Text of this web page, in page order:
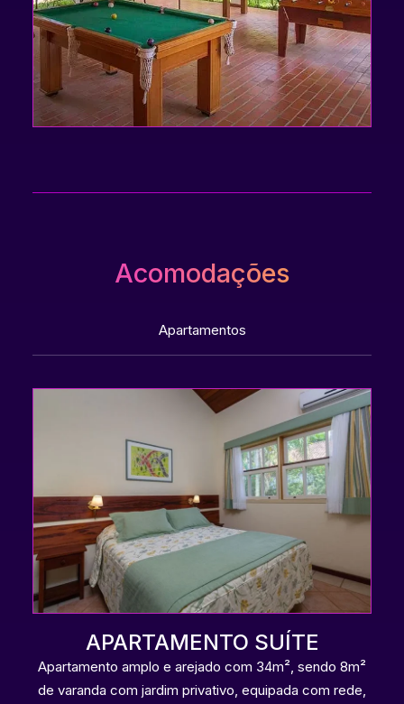
Acomodações
Apartamentos
APARTAMENTO SUÍTE
Apartamento amplo e arejado com 34m², sendo 8m²
de varanda com jardim privativo, equipada com rede,